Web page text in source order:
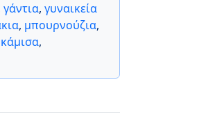
γάντια, γυναικεία
, μπουρνούζια,
,